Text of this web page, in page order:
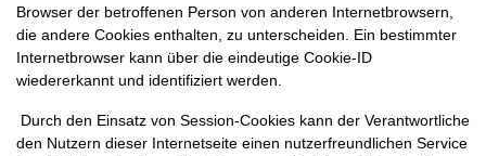
Browser der betroffenen Person von anderen Internetbrowsern,
die andere Cookies enthalten, zu unterscheiden. Ein bestimmter
Internetbrowser kann über die eindeutige Cookie-ID
wiedererkannt und identifiziert werden.
Durch den Einsatz von Session-Cookies kann der Verantwortliche
den Nutzern dieser Internetseite einen nutzerfreundlichen Service